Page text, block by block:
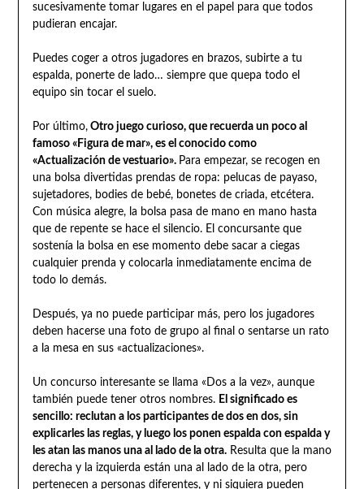
sucesivamente tomar lugares en el papel para que todos
pudieran encajar.
Puedes coger a otros jugadores en brazos, subirte a tu
espalda, ponerte de lado… siempre que quepa todo el
equipo sin tocar el suelo.
Por último,Otro juego curioso, que recuerda un poco al
famoso «Figura de mar», es el conocido como
«Actualización de vestuario». Para empezar, se recogen en
una bolsa divertidas prendas de ropa: pelucas de payaso,
sujetadores, bodies de bebé, bonetes de criada, etcétera.
Con música alegre, la bolsa pasa de mano en mano hasta
que de repente se hace el silencio. El concursante que
sostenía la bolsa en ese momento debe sacar a ciegas
cualquier prenda y colocarla inmediatamente encima de
todo lo demás.
Después, ya no puede participar más, pero los jugadores
deben hacerse una foto de grupo al final o sentarse un rato
a la mesa en sus «actualizaciones».
Un concurso interesante se llama «Dos a la vez», aunque
también puede tener otros nombres. El significado es
sencillo: reclutan a los participantes de dos en dos, sin
explicarles las reglas, y luego los ponen espalda con espalda y
les atan las manos una al lado de la otra.Resulta que la mano
derecha y la izquierda están una al lado de la otra, pero
pertenecen a personas diferentes, y ni siquiera pueden